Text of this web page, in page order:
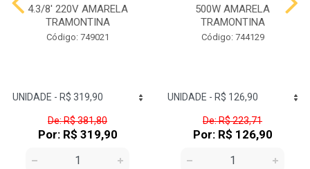
4.3/8' 220V AMARELA
TRAMONTINA
Código: 749021
De: R$ 381,80
Por: R$ 319,90
500W AMARELA
TRAMONTINA
Código: 744129
De: R$ 223,71
Por: R$ 126,90